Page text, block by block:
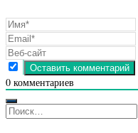
0 комментариев
Найти: